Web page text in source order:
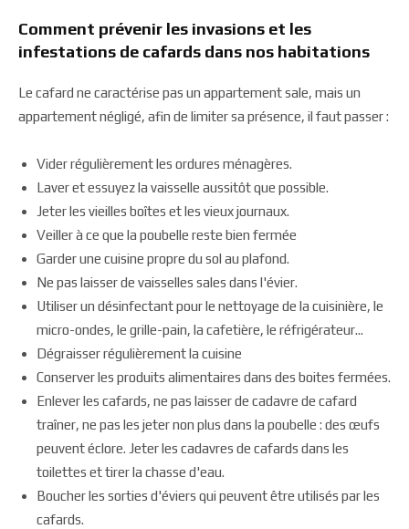
Comment prévenir les invasions et les
infestations de cafards dans nos habitations
Le cafard ne caractérise pas un appartement sale, mais un
appartement négligé, afin de limiter sa présence, il faut passer :
Vider régulièrement les ordures ménagères.
Laver et essuyez la vaisselle aussitôt que possible.
Jeter les vieilles boîtes et les vieux journaux.
Veiller à ce que la poubelle reste bien fermée
Garder une cuisine propre du sol au plafond.
Ne pas laisser de vaisselles sales dans l'évier.
Utiliser un désinfectant pour le nettoyage de la cuisinière, le
micro-ondes, le grille-pain, la cafetière, le réfrigérateur...
Dégraisser régulièrement la cuisine
Conserver les produits alimentaires dans des boites fermées.
Enlever les cafards, ne pas laisser de cadavre de cafard
traîner, ne pas les jeter non plus dans la poubelle : des œufs
peuvent éclore. Jeter les cadavres de cafards dans les
toilettes et tirer la chasse d'eau.
Boucher les sorties d'éviers qui peuvent être utilisés par les
cafards.